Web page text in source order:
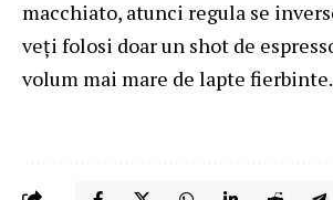
macchiato, atunci regula se
veți folosi doar un shot de
volum mai mare de lapte fierbinte.